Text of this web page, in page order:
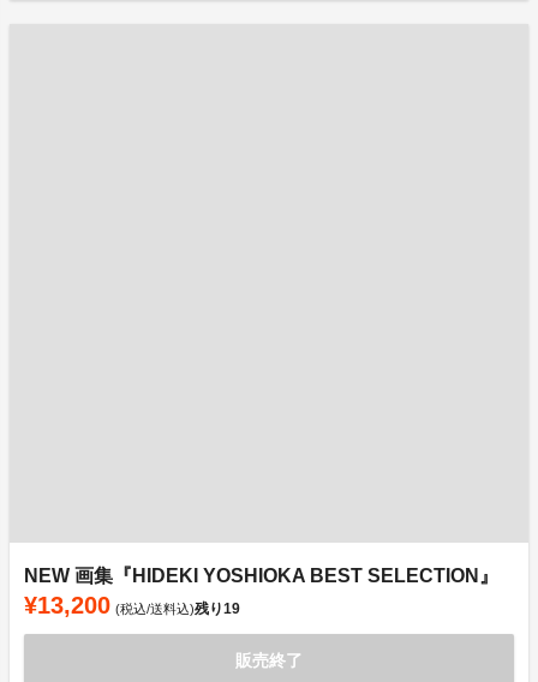
NEW 画集『HIDEKI YOSHIOKA BEST SELECTION』
¥13,200 (税込/送料込)残り19
販売終了